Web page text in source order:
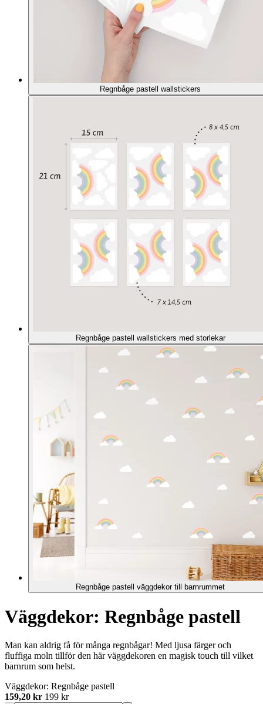
Regnbåge pastell wallstickers
Regnbåge pastell wallstickers med storlekar
Regnbåge pastell väggdekor till barnrummet
Väggdekor: Regnbåge pastell
Man kan aldrig få för många regnbågar! Med ljusa färger och
fluffiga moln tillför den här väggdekoren en magisk touch till vilket
barnrum som helst.
Väggdekor: Regnbåge pastell
159,20 kr 199 kr